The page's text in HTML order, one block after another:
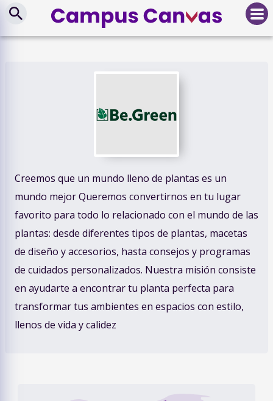
Creemos que un mundo lleno de plantas es un
mundo mejor Queremos convertirnos en tu lugar
favorito para todo lo relacionado con el mundo de las
plantas: desde diferentes tipos de plantas, macetas
de diseño y accesorios, hasta consejos y programas
de cuidados personalizados. Nuestra misión consiste
en ayudarte a encontrar tu planta perfecta para
transformar tus ambientes en espacios con estilo,
llenos de vida y calidez